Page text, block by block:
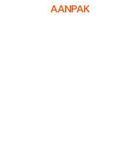
AANPAK